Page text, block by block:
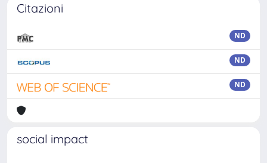
Citazioni
ND
ND
ND
social impact